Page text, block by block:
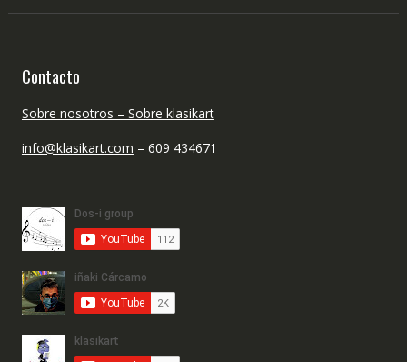
Contacto
Sobre nosotros – Sobre klasikart
info@klasikart.com – 609 434671